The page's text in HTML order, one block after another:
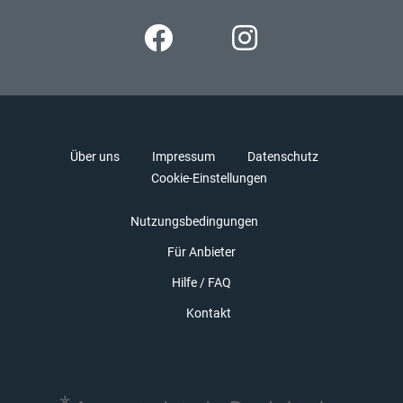
Über uns Impressum
Datenschutz
Cookie-Einstellungen
Nutzungsbedingungen
Für Anbieter
Hilfe / FAQ
Kontakt